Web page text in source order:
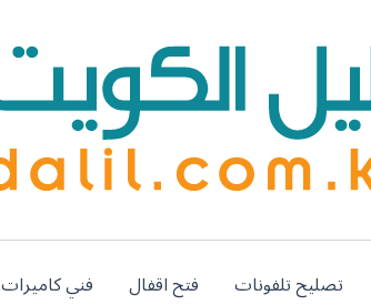
تصليح تلفونات فتح اقفال فني كاميرات